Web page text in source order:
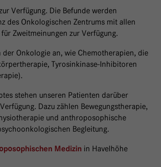
Verfügung. Die Befunde werden
des Onkologischen Zentrums mit allen
Zweitmeinungen zur Verfügung.
Onkologie an, wie Chemotherapien, die
Tyrosinkinase-Inhibitoren
stehen unseren Patienten darüber
Dazu zählen Bewegungstherapie,
und anthroposophische
Begleitung.
Medizin in Havelhöhe